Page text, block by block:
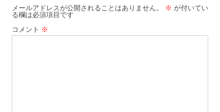
ー
シ
ョ
メールアドレスが公開されることはありません。 ※ が付いてい
る欄は必須項目です
コメント ※